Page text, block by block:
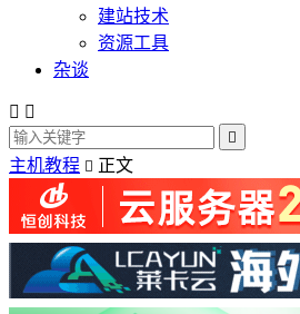
建站技术
资源工具
杂谈
 

主机教程  正文